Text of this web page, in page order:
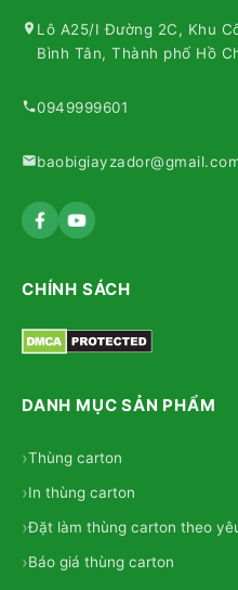
Lô A25/I Đường 2C, Khu
Bình Tân, Thành phố Hồ
0949999601
CHÍNH SÁCH
DANH MỤC SẢN PHẨM
Thùng carton
In thùng carton
Đặt làm thùng carton theo
Báo giá thùng carton